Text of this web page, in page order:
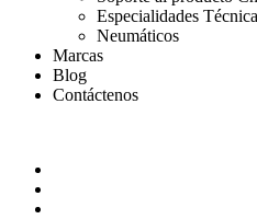
Especialidades
Neumáticos
Marcas
Blog
Contáctenos